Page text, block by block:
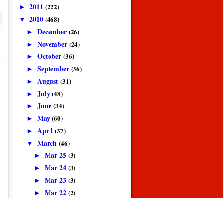
► 2011 (222)
▼ 2010 (468)
► December (26)
► November (24)
► October (36)
► September (36)
► August (31)
► July (48)
► June (34)
► May (60)
► April (37)
▼ March (46)
►Mar 25(3)
►Mar 24(3)
►Mar 23(3)
►Mar 22(2)